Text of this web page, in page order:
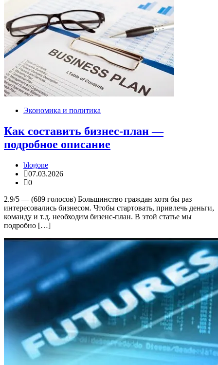
Экономика и политика
Как составить бизнес-план —
подробное описание
blogone
07.03.2026
0
2.9/5 — (689 голосов) Большинство граждан хотя бы раз
интересовались бизнесом. Чтобы стартовать, привлечь деньги,
команду и т.д. необходим бизенс-план. В этой статье мы
подробно […]